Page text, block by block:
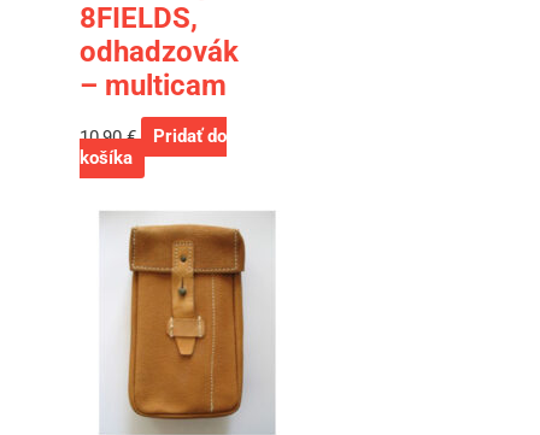
8FIELDS,
odhadzovák
– multicam
10,90€
Pridať do
košíka